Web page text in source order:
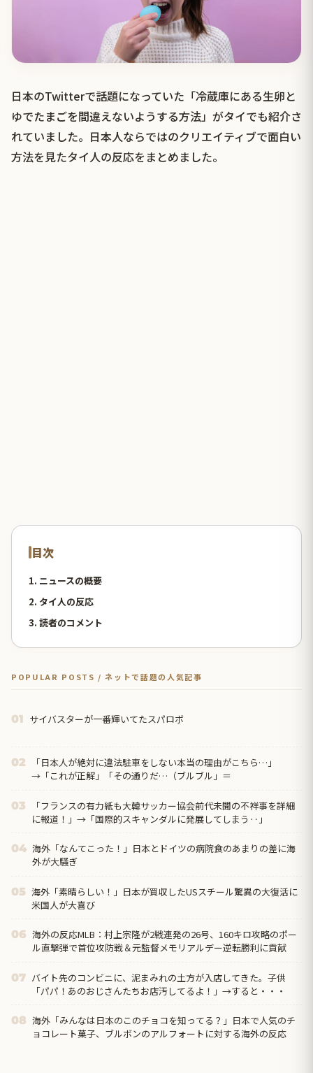
日本のTwitterで話題になっていた「冷蔵庫にある生卵と
ゆでたまごを間違えないようする方法」がタイでも紹介さ
れていました。日本人ならではのクリエイティブで面白い
方法を見たタイ人の反応をまとめました。
目次
1. ニュースの概要
2. タイ人の反応
3. 読者のコメント
POPULAR POSTS / ネットで話題の人気記事
01 サイバスターが一番輝いてたスパロボ
02
「日本人が絶対に違法駐車をしない本当の理由がこちら…」
→「これが正解」「その通りだ…（ブルブル」＝
03
「フランスの有力紙も大韓サッカー協会前代未聞の不祥事を詳細
に報道！」→「国際的スキャンダルに発展してしまう‥」
04 海外「なんてこった！」日本とドイツの病院食のあまりの差に海
外が大騒ぎ
05 海外「素晴らしい！」日本が買収したUSスチール驚異の大復活に
米国人が大喜び
06 海外の反応MLB：村上宗隆が2戦連発の26号、160キロ攻略のポー
ル直撃弾で首位攻防戦＆元監督メモリアルデー逆転勝利に貢献
07 バイト先のコンビニに、泥まみれの土方が入店してきた。子供
「パパ！あのおじさんたちお店汚してるよ！」→すると・・・
08 海外「みんなは日本のこのチョコを知ってる？」日本で人気のチ
ョコレート菓子、ブルボンのアルフォートに対する海外の反応